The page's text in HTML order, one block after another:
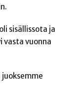
sisällissota ja
vasta vuonna